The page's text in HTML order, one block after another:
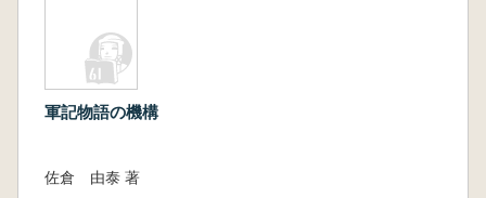
軍記物語の機構
佐倉 由泰 著